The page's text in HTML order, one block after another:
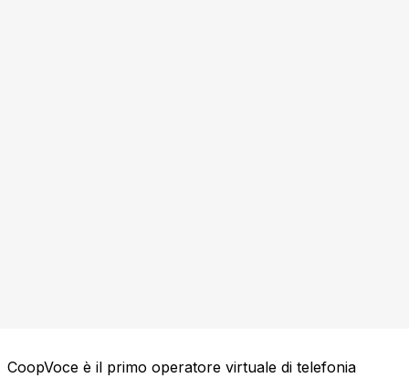
CoopVoce è il primo operatore virtuale di telefonia